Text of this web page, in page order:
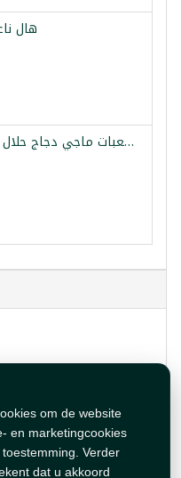
om de website
en marketingcookies
Verder
dat u akkoord
هال
مكعبات ماجي دجاج حلال علبة 24 *20غ